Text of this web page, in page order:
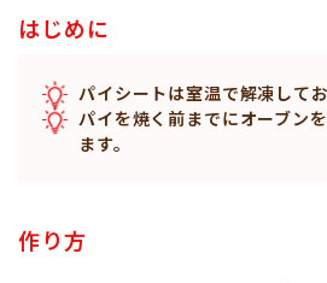
はじめに
パイシートは室温で解凍してお
パイを焼く前までにオーブン
ます。
作り方